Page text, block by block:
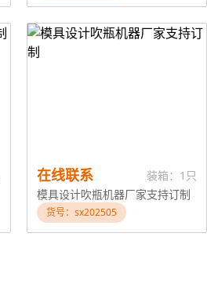
在线联系
装箱：1只
模具设计吹瓶机器厂家支持订制
货号：sx202505